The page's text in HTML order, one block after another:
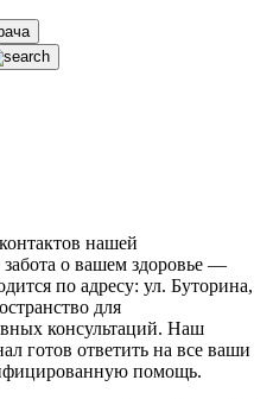
нашей
о вашем здоровье —
по адресу: ул. Буторина,
для
консультаций. Наш
готов ответить на все ваши
помощь.